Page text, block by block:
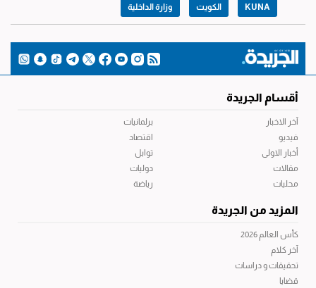
KUNA الكويت وزارة الداخلية
أقسام الجريدة
آخر الاخبار
فيديو
أخبار الاولى
مقالات
محليات
برلمانيات
اقتصاد
توابل
دوليات
رياضة
المزيد من الجريدة
كأس العالم 2026
آخر كلام
تحقيقات و دراسات
قضايا